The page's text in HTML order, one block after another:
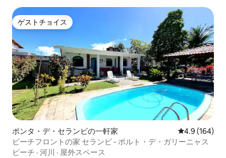
ゲストチョイス
ゲストチョイス
ポンタ・デ・セランビの一軒家 レビュー164
4.9 (164)
ビーチフロントの家 セランビ - ポルト・デ・ガリーニャス
ビーチ · 河川 · 屋外スペース